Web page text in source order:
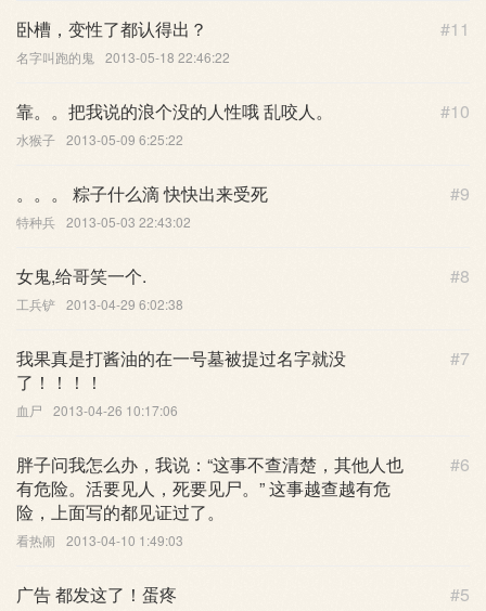
#11
卧槽，变性了都认得出？
名字叫跑的鬼 2013-05-18 22:46:22
#10
靠。。把我说的浪个没的人性哦 乱咬人。
水猴子 2013-05-09 6:25:22
#9
。。。 粽子什么滴 快快出来受死
特种兵 2013-05-03 22:43:02
#8
女鬼,给哥笑一个.
工兵铲 2013-04-29 6:02:38
#7
我果真是打酱油的在一号墓被提过名字就没
了！！！！
血尸 2013-04-26 10:17:06
#6
胖子问我怎么办，我说：“这事不查清楚，其他人也
有危险。活要见人，死要见尸。” 这事越查越有危
险，上面写的都见证过了。
看热闹 2013-04-10 1:49:03
#5
广告 都发这了！蛋疼